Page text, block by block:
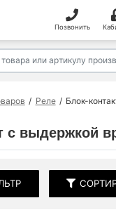
Позвонить
Реле
Блок-
с выдержкой